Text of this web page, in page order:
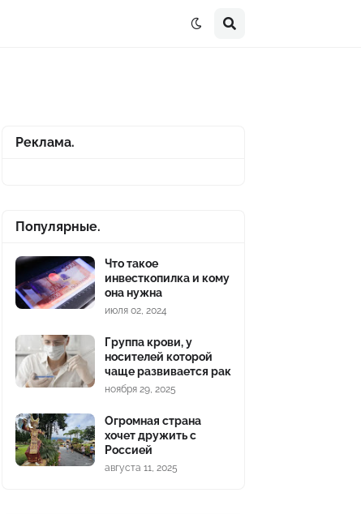
Реклама.
Популярные.
Что такое
инвесткопилка и кому
она нужна
июля 02, 2024
Группа крови, у
носителей которой
чаще развивается рак
ноября 29, 2025
Огромная страна
хочет дружить с
Россией
августа 11, 2025